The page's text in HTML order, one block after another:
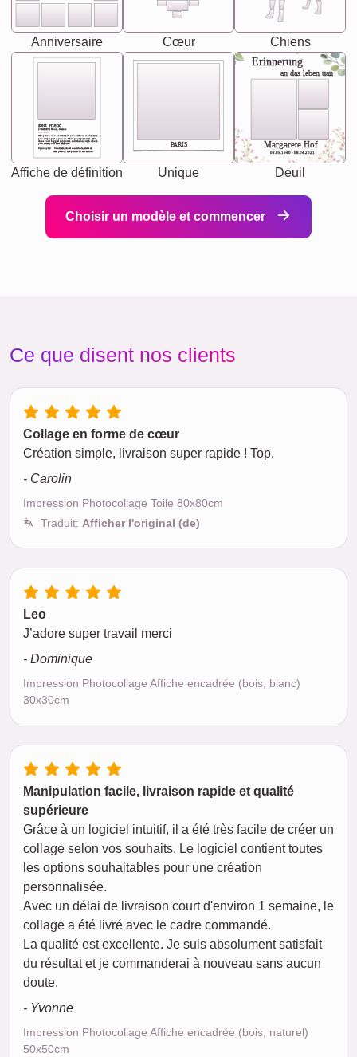
Anniversaire Cœur Chiens
Best Friend
[<NAME>] Noun, feminie
Synonyms: Soulmate, closet confidante, sister at
heart person, life partner in adventure.
The person who understands you without explanation
you accepts just as you are. She's your partner in life's,
chaos your biggest supporter, and the one with whom
you share your best memories.
Affiche de définition
PARIS
Unique
Erinnerung
an das leben uan
Margarete Hof
02.05.1940 - 08.04.2021
Deuil
Choisir un modèle et commencer
Ce que disent nos clients
Collage en forme de cœur
Création simple, livraison super rapide ! Top.
- Carolin
Impression Photocollage Toile 80x80cm
Traduit: Afficher l'original (de)
Leo
J’adore super travail merci
- Dominique
Impression Photocollage Affiche encadrée (bois, blanc)
30x30cm
Manipulation facile, livraison rapide et qualité
supérieure
Grâce à un logiciel intuitif, il a été très facile de créer un
collage selon vos souhaits. Le logiciel contient toutes
les options souhaitables pour une création
personnalisée.
Avec un délai de livraison court d'environ 1 semaine, le
collage a été livré avec le cadre commandé.
La qualité est excellente. Je suis absolument satisfait
du résultat et je commanderai à nouveau sans aucun
doute.
- Yvonne
Impression Photocollage Affiche encadrée (bois, naturel)
50x50cm